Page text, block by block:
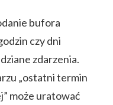
bufora
czy dni
zdarzenia.
„ostatni termin
może uratować